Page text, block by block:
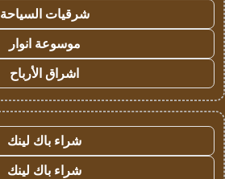
شرقيات السياحة
موسوعة انوار
اشراق الأرباح
شراء باك لينك
شراء باك لينك